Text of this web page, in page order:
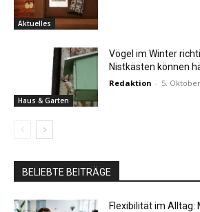
Aktuelles
Haus & Garten
Vögel im Winter
Nistkästen können
Redaktion - 5.
BELIEBTE BEITRÄGE
Flexibilität im Alltag: